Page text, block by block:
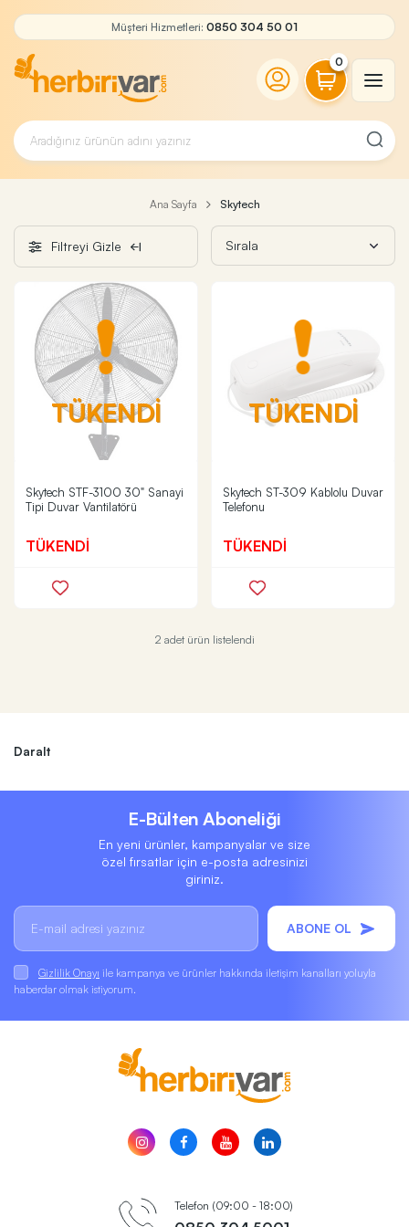
Müşteri Hizmetleri: 0850 304 50 01
0
Ana Sayfa Skytech
Filtreyi Gizle
TÜKENDİ
Skytech STF-3100 30" Sanayi
Tipi Duvar Vantilatörü
TÜKENDİ
TÜKENDİ
Skytech ST-309 Kablolu Duvar
Telefonu
TÜKENDİ
2 adet ürün listelendi
Daralt
E-Bülten Aboneliği
En yeni ürünler, kampanyalar ve size
özel fırsatlar için e-posta adresinizi
giriniz.
ABONE OL
Gizlilik Onayı ile kampanya ve ürünler hakkında iletişim kanalları yoluyla
haberdar olmak istiyorum.
Telefon (09:00 - 18:00)